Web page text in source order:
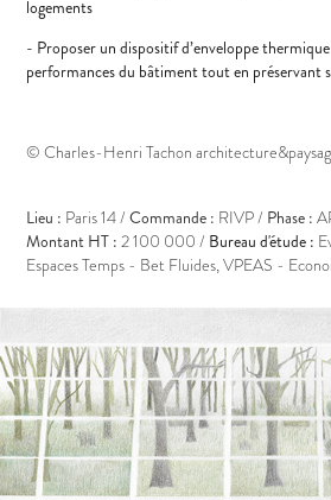
logements
- Proposer un dispositif d’enveloppe
performances du bâtiment tout en préservant
© Charles-Henri Tachon
Lieu : Paris 14 /Commande : RIVP / Phase :
Montant HT : 2 100 000 / Bureau d'étude :
Espaces Temps - Bet Fluides, VPEAS -